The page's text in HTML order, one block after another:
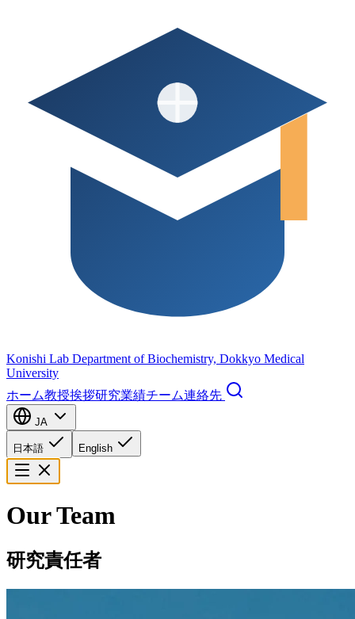
Konishi Lab Department of Biochemistry, Dokkyo Medical
University
ホーム教授挨拶研究業績チーム連絡先
JA
日本語 English
Our Team
研究責任者